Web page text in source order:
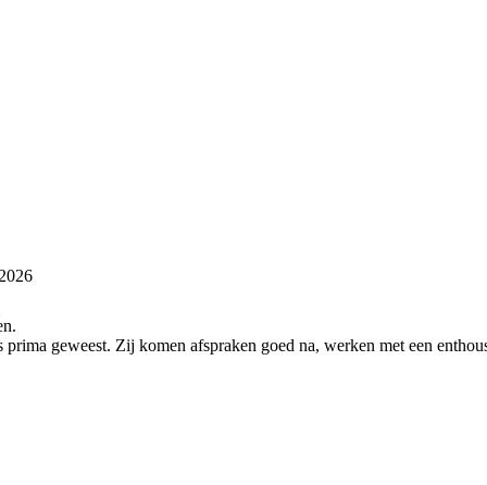
geweest. Zij komen afspraken goed na, werken met een